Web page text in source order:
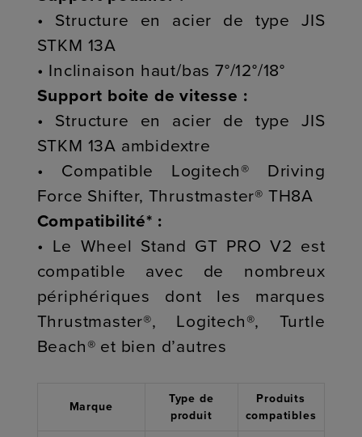
• Structure en acier de type JIS
STKM 13A
• Inclinaison haut/bas 7°/12°/18°
Support boite de vitesse :
• Structure en acier de type JIS
STKM 13A ambidextre
• Compatible Logitech® Driving
Force Shifter, Thrustmaster® TH8A
Compatibilité* :
• Le Wheel Stand GT PRO V2 est
compatible avec de nombreux
périphériques dont les marques
Thrustmaster®, Logitech®, Turtle
Beach® et bien d’autres
Marque
Type de
produit
Produits
compatibles